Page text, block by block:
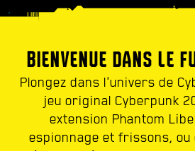
BIENVENUE DANS LE
Plongez dans l'univers de
jeu original Cyberpunk
extension Phantom
espionnage et frissons,